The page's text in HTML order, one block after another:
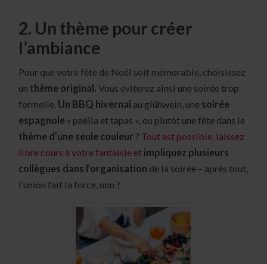
2. Un thème pour créer
l’ambiance
Pour que votre fête de Noël soit mémorable, choisissez
un thème original. Vous éviterez ainsi une soirée trop
formelle. Un BBQ hivernal au glühwein, une soirée
espagnole « paëlla et tapas », ou plutôt une fête dans le
thème d’une seule couleur ? Tout est possible, laissez
libre cours à votre fantaisie et impliquez plusieurs
collègues dans l’organisation de la soirée – après tout,
l’union fait la force, non ?